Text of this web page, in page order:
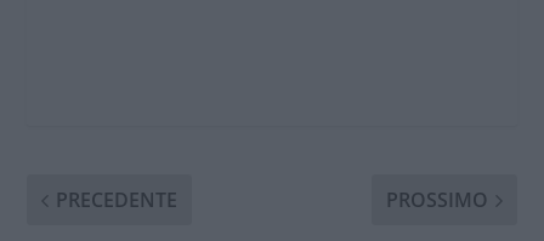
PRECEDENTE PROSSIMO